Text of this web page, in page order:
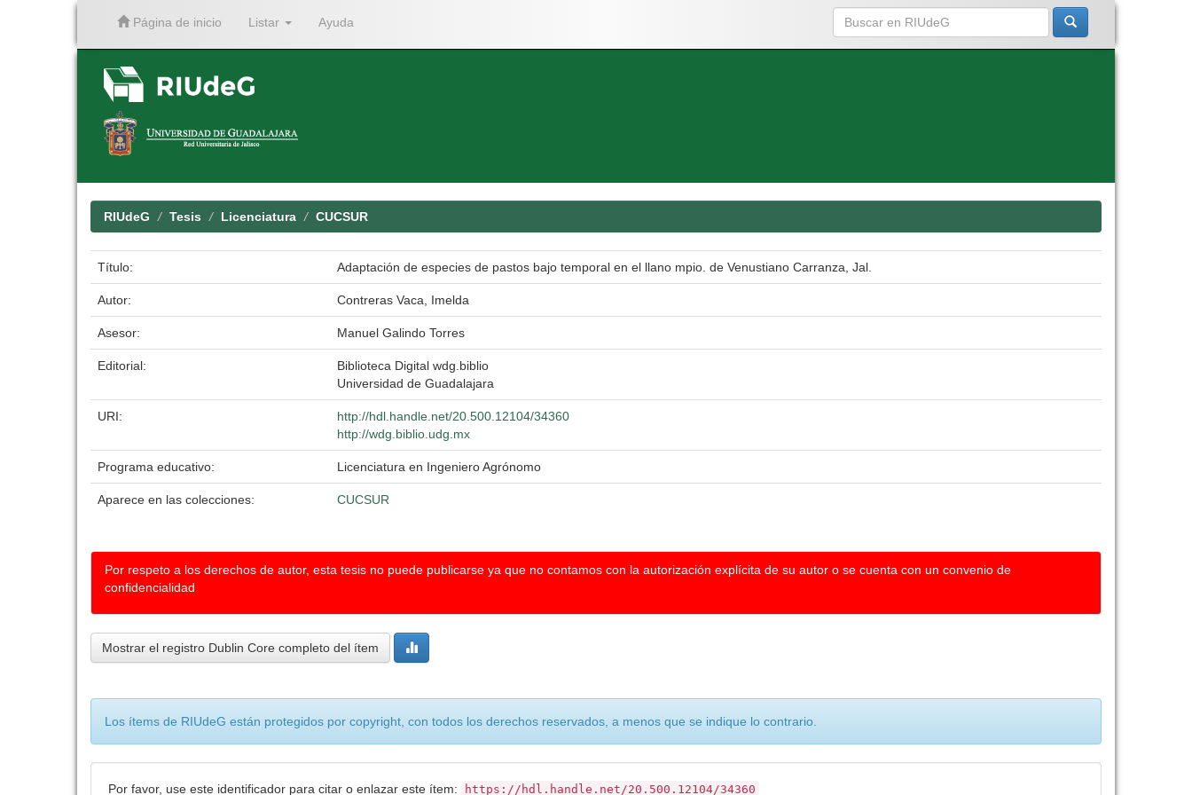
Página de inicio Listar Ayuda
RIUdeG Tesis Licenciatura CUCSUR
Título: Adaptación de especies de pastos bajo temporal en el llano mpio. de Venustiano Carranza, Jal.
Autor: Contreras Vaca, Imelda
Asesor: Manuel Galindo Torres
Editorial:
Biblioteca Digital wdg.biblio
Universidad de Guadalajara
URI:
http://hdl.handle.net/20.500.12104/34360
http://wdg.biblio.udg.mx
Programa educativo: Licenciatura en Ingeniero Agrónomo
Aparece en las colecciones: CUCSUR
Por respeto a los derechos de autor, esta tesis no puede publicarse ya que no contamos con la autorización explícita de su autor o se cuenta con un convenio de
confidencialidad
Mostrar el registro Dublin Core completo del ítem
Los ítems de RIUdeG están protegidos por copyright, con todos los derechos reservados, a menos que se indique lo contrario.
Por favor, use este identificador para citar o enlazar este ítem: https://hdl.handle.net/20.500.12104/34360